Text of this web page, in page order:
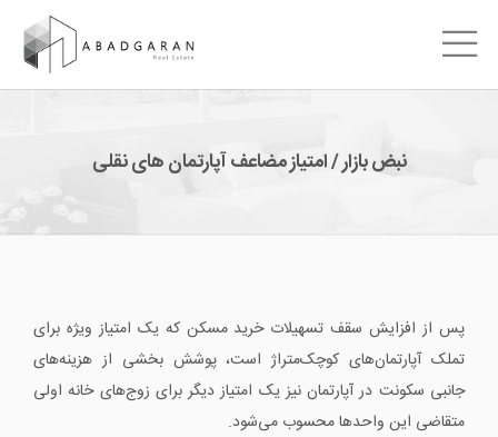
نبض بازار / امتیاز مضاعف آپارتمان های نقلی
پس از افزایش سقف تسهیلات خرید مسکن که یک امتیاز ویژه برای
تملک آپارتمان‌های کوچک‌متراژ است، پوشش بخشی از هزینه‌های
جانبی سکونت در آپارتمان نیز یک امتیاز دیگر برای زوج‌های خانه اولی
متقاضی این واحدها محسوب می‌شود.